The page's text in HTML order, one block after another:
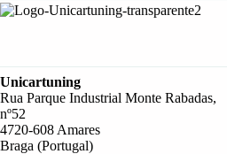
Unicartuning
Rua Parque Industrial Monte Rabadas,
nº52
4720-608 Amares
Braga (Portugal)